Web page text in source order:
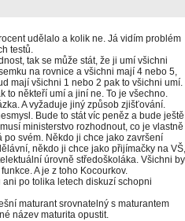
udělalo a kolik ne. Já vidím problém
testů.
tak se může stát, že ji umí všichni
na rovnice a všichni mají 4 nebo 5,
mají všichni 1 nebo 2 pak to všichni umí.
to někteří umí a jiní ne. To je všechno.
A vyžaduje jiný způsob zjišťování.
Bude to stát víc peněz a bude ještě
ministerstvo rozhodnout, co je vlastně
po svém. Někdo ji chce jako završení
někdo ji chce jako přijímačky na VŠ,
úrovně středoškoláka. Všichni by
A je z toho Kocourkov.
po tolika letech diskuzí schopni
maturant srovnatelný s maturantem
název maturita opustit.